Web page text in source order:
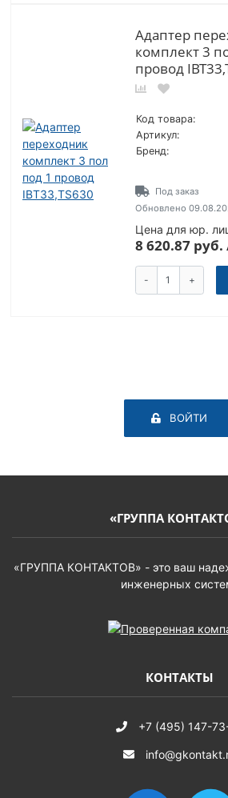
Адаптер
комплект 3
провод
Код товара:
Артикул:
Бренд:
Под заказ
Обновлено
Цена для юр.
8 620.87
- +
ВОЙТИ
«ГРУППА
«ГРУППА КОНТАКТОВ» - это ваш
инженерных
КОНТАКТЫ
+7 (495) 147-